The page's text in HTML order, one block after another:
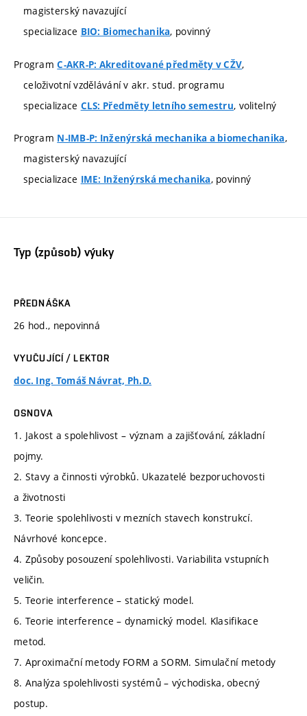
magisterský navazující
specializace BIO: Biomechanika, povinný
ProgramC-AKR-P: Akreditované předměty v CŽV,
celoživotní vzdělávání v akr. stud. programu
specializace CLS: Předměty letního semestru, volitelný
Program N-IMB-P: Inženýrská mechanika a biomechanika,
magisterský navazující
specializace IME: Inženýrská mechanika, povinný
Typ (způsob) výuky
PŘEDNÁŠKA
26 hod., nepovinná
VYUČUJÍCÍ / LEKTOR
doc. Ing. Tomáš Návrat, Ph.D.
OSNOVA
1. Jakost a spolehlivost – význam a zajišťování, základní
pojmy.
2. Stavy a činnosti výrobků. Ukazatelé bezporuchovosti
a životnosti
3. Teorie spolehlivosti v mezních stavech konstrukcí.
Návrhové koncepce.
4. Způsoby posouzení spolehlivosti. Variabilita vstupních
veličin.
5. Teorie interference – statický model.
6. Teorie interference – dynamický model. Klasifikace
metod.
7. Aproximační metody FORM a SORM. Simulační metody
8. Analýza spolehlivosti systémů – východiska, obecný
postup.